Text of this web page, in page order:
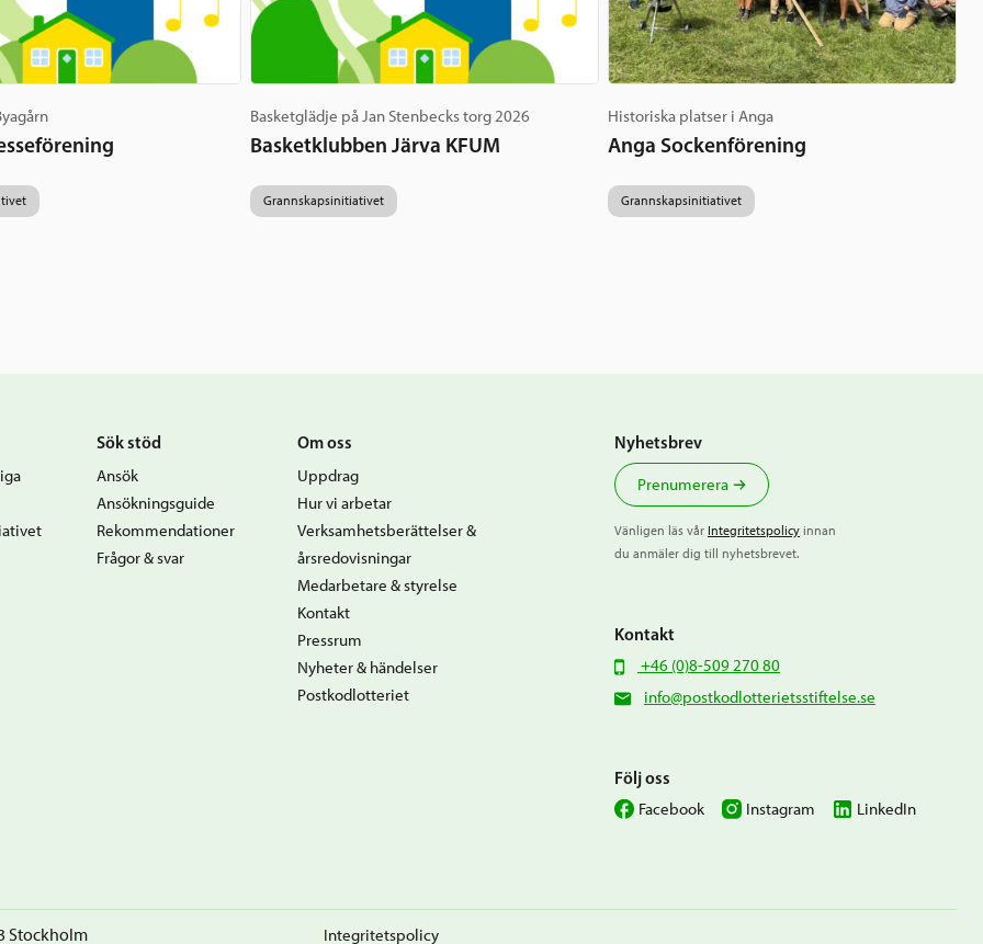
Basketglädje på Jan Stenbecks torg 2026
Basketklubben Järva KFUM
Grannskapsinitiativet
Historiska platser i Anga
Anga Sockenförening
Grannskapsinitiativet
Sök stöd
Ansök
Ansökningsguide
Rekommendationer
Frågor & svar
Om oss
Uppdrag
Hur vi arbetar
Verksamhetsberättelser &
årsredovisningar
Medarbetare & styrelse
Kontakt
Pressrum
Nyheter & händelser
Postkodlotteriet
Nyhetsbrev
Prenumerera
Vänligen läs vår Integritetspolicyinnan
du anmäler dig till nyhetsbrevet.
Kontakt
+46 (0)8-509 270 80
info@postkodlotterietsstiftelse.se
Följ oss
Facebook Instagram LinkedIn
Stockholm Integritetspolicy